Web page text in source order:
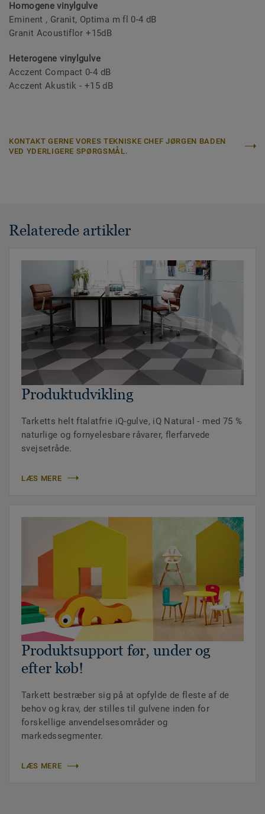
Homogene vinylgulve
Eminent , Granit, Optima m fl 0-4 dB
Granit Acoustiflor +15dB
Heterogene vinylgulve
Acczent Compact 0-4 dB
Acczent Akustik - +15 dB
KONTAKT GERNE VORES TEKNISKE CHEF JØRGEN BADEN
VED YDERLIGERE SPØRGSMÅL.
Relaterede artikler
Produktudvikling
Tarketts helt ftalatfrie iQ-gulve, iQ Natural - med 75 %
naturlige og fornyelesbare råvarer, flerfarvede
svejsetråde.
LÆS MERE
Produktsupport før, under og
efter køb!
Tarkett bestræber sig på at opfylde de fleste af de
behov og krav, der stilles til gulvene inden for
forskellige anvendelsesområder og
markedssegmenter.
LÆS MERE